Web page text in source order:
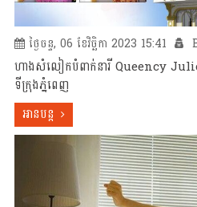
ថ្ងៃចន្ទ, 06 ខែវិច្ឆិកា 2023 15:41
ហាងសំលៀកបំពាក់នារី Queency
ទីក្រុងភ្នំពេញ
អានបន្ត